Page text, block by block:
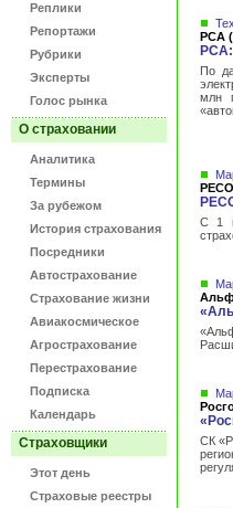
Реплики
Репортажи
Рубрики
Эксперты
Голос рынка
О страховании
Аналитика
Термины
За рубежом
История страхования
Посредники
Автострахование
Страхование жизни
Авиакосмическое
Агрострахование
Перестрахование
Подписка
Календарь
Страховщики
Этот день
Страховые реестры
РСА
РСА:
По
млн
С 1
СК